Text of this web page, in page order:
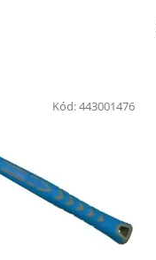
Kód:443001476